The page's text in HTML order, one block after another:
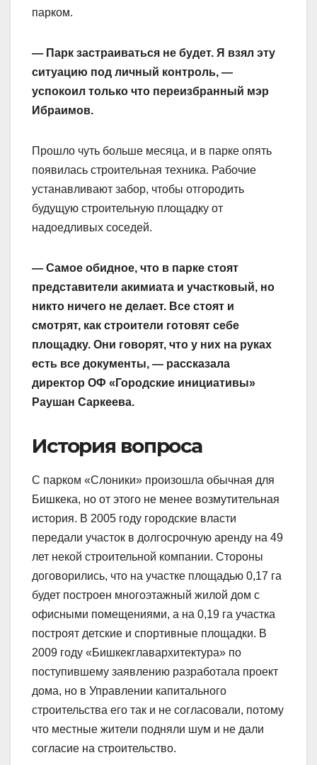
парком.
— Парк застраиваться не будет. Я взял эту
ситуацию под личный контроль, —
успокоил только что переизбранный мэр
Ибраимов.
Прошло чуть больше месяца, и в парке опять
появилась строительная техника. Рабочие
устанавливают забор, чтобы отгородить
будущую строительную площадку от
надоедливых соседей.
— Самое обидное, что в парке стоят
представители акимиата и участковый, но
никто ничего не делает. Все стоят и
смотрят, как строители готовят себе
площадку. Они говорят, что у них на руках
есть все документы, — рассказала
директор ОФ «Городские инициативы»
Раушан Саркеева.
История вопроса
С парком «Слоники» произошла обычная для
Бишкека, но от этого не менее возмутительная
история. В 2005 году городские власти
передали участок в долгосрочную аренду на 49
лет некой строительной компании. Стороны
договорились, что на участке площадью 0,17 га
будет построен многоэтажный жилой дом с
офисными помещениями, а на 0,19 га участка
построят детские и спортивные площадки. В
2009 году «Бишкекглавархитектура» по
поступившему заявлению разработала проект
дома, но в Управлении капитального
строительства его так и не согласовали, потому
что местные жители подняли шум и не дали
согласие на строительство.